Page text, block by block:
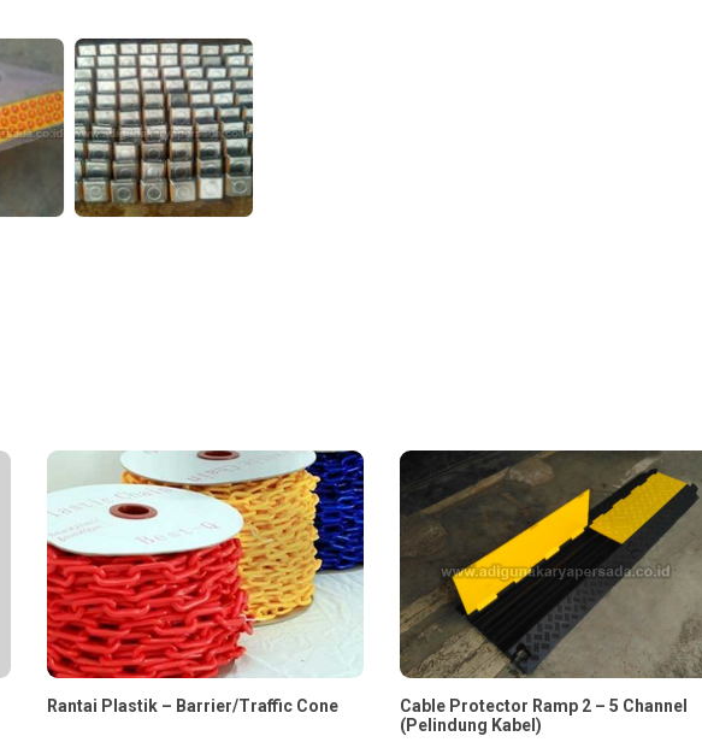
Rantai Plastik – Barrier/Traffic Cone
Cable Protector Ramp 2 – 5 Channel
(Pelindung Kabel)